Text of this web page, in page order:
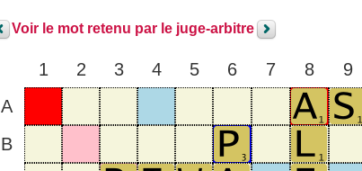
Voir le mot retenu par le juge-arbitre
1 2 3 4 5 6 7 8 9
A
B